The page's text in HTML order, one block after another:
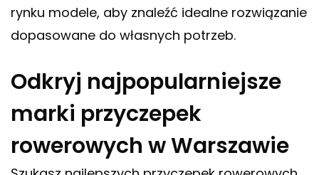
rynku modele, aby znaleźć idealne rozwiązanie
dopasowane do własnych potrzeb.
Odkryj najpopularniejsze
marki przyczepek
rowerowych w Warszawie